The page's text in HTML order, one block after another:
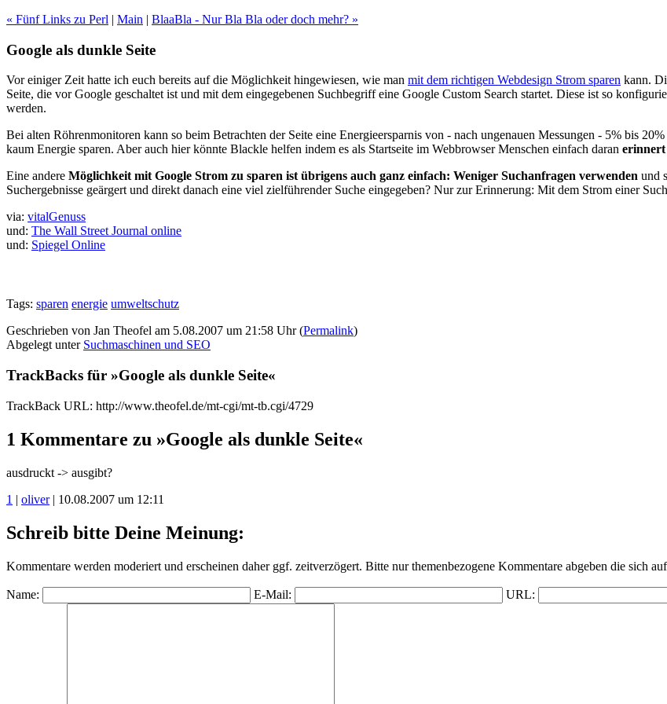
« Fünf Links zu Perl | Main | BlaaBla - Nur Bla Bla oder doch mehr? »
Google als dunkle Seite
Vor einiger Zeit hatte ich euch bereits auf die Möglichkeit hingewiesen, wie man mit dem richtigen Webdesign Strom sparen kann.
Seite, die vor Google geschaltet ist und mit dem eingegebenen Suchbegriff eine Google Custom Search startet. Diese ist so
werden.
Bei alten Röhrenmonitoren kann so beim Betrachten der Seite eine Energieersparnis von - nach ungenauen Messungen - 5% bis
kaum Energie sparen. Aber auch hier könnte Blackle helfen indem es als Startseite im Webbrowser Menschen einfach daran erinnert
Eine andere Möglichkeit mit Google Strom zu sparen ist übrigens auch ganz einfach: Weniger Suchanfragen verwenden und
Suchergebnisse geärgert und direkt danach eine viel zielführender Suche eingegeben? Nur zur Erinnerung: Mit dem Strom einer
via: vitalGenuss
und: The Wall Street Journal online
und: Spiegel Online
Tags: sparen energie umweltschutz
Geschrieben von Jan Theofel am 5.08.2007 um 21:58 Uhr (Permalink)
Abgelegt unter Suchmaschinen und SEO
TrackBacks für »Google als dunkle Seite«
TrackBack URL: http://www.theofel.de/mt-cgi/mt-tb.cgi/4729
1 Kommentare zu »Google als dunkle Seite«
ausdruckt -> ausgibt?
1 | oliver| 10.08.2007 um 12:11
Schreib bitte Deine Meinung:
Kommentare werden moderiert und erscheinen daher ggf. zeitverzögert. Bitte nur themenbezogene Kommentare abgeben die sich
Name: E-Mail: URL: